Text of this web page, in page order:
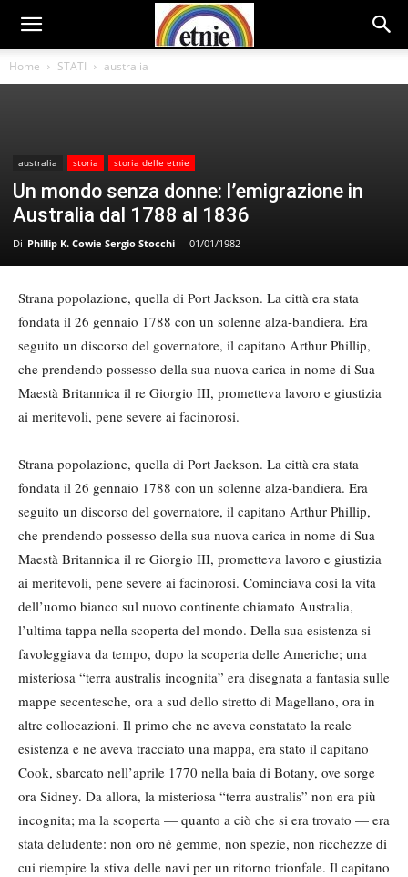
Home STATI australia
australia storia storia delle etnie
Un mondo senza donne: l’emigrazione in
Australia dal 1788 al 1836
Di Phillip K. Cowie Sergio Stocchi - 01/01/1982
Strana popolazione, quella di Port Jackson. La città era stata
fondata il 26 gennaio 1788 con un solenne alza-bandiera. Era
seguito un discorso del governatore, il capitano Arthur Phillip,
che prendendo possesso della sua nuova carica in nome di Sua
Maestà Britannica il re Giorgio III, prometteva lavoro e giustizia
ai meritevoli, pene severe ai facinorosi.
Strana popolazione, quella di Port Jackson. La città era stata
fondata il 26 gennaio 1788 con un solenne alza-bandiera. Era
seguito un discorso del governatore, il capitano Arthur Phillip,
che prendendo possesso della sua nuova carica in nome di Sua
Maestà Britannica il re Giorgio III, prometteva lavoro e giustizia
ai meritevoli, pene severe ai facinorosi. Cominciava cosi la vita
dell’uomo bianco sul nuovo continente chiamato Australia,
l’ultima tappa nella scoperta del mondo. Della sua esistenza si
favoleggiava da tempo, dopo la scoperta delle Americhe; una
misteriosa “terra australis incognita” era disegnata a fantasia sulle
mappe secentesche, ora a sud dello stretto di Magellano, ora in
altre collocazioni. Il primo che ne aveva constatato la reale
esistenza e ne aveva tracciato una mappa, era stato il capitano
Cook, sbarcato nell’aprile 1770 nella baia di Botany, ove sorge
ora Sidney. Da allora, la misteriosa “terra australis” non era più
incognita; ma la scoperta — quanto a ciò che si era trovato — era
stata deludente: non oro né gemme, non spezie, non ricchezze di
cui riempire la stiva delle navi per un ritorno trionfale. Il capitano